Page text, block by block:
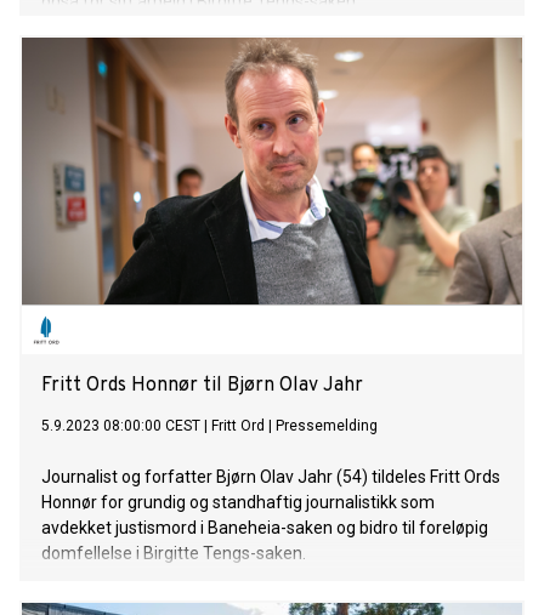
Fritt Ords Honnør til Bjørn Olav Jahr
5.9.2023 08:00:00 CEST Fritt Ord Pressemelding
Journalist og forfatter Bjørn Olav Jahr (54) tildeles Fritt Ords
Honnør for grundig og standhaftig journalistikk som
avdekket justismord i Baneheia-saken og bidro til foreløpig
domfellelse i Birgitte Tengs-saken.